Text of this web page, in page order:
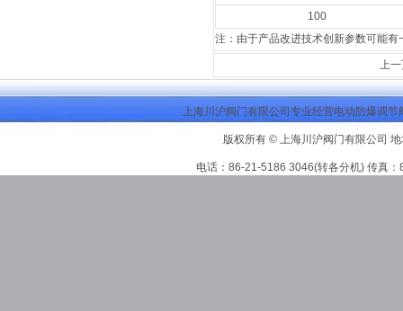
100
注：由于产品改进技术创新参数可能
上
上海川沪阀门有限公司专业经营电动防爆调
版权所有 © 上海川沪阀门有限公司
电话：86-21-5186 3046(转各分机) 传真